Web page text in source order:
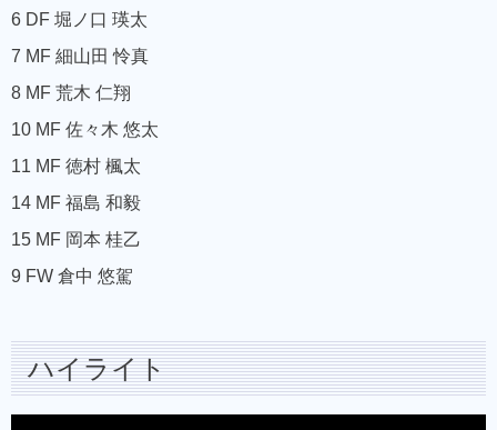
6 DF 堀ノ口 瑛太
7 MF 細山田 怜真
8 MF 荒木 仁翔
10 MF 佐々木 悠太
11 MF 徳村 楓太
14 MF 福島 和毅
15 MF 岡本 桂乙
9 FW 倉中 悠駕
ハイライト